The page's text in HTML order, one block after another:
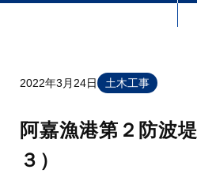
2022年3月24日 土木工事
阿嘉漁港第２防波
３）